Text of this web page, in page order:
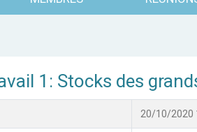
1: Stocks des
20/10/2020